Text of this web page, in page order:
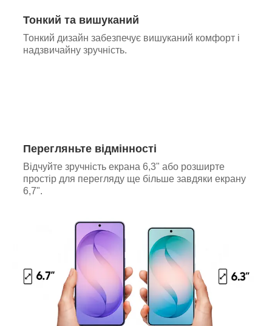
Тонкий та вишуканий
Тонкий дизайн забезпечує вишуканий комфорт і
надзвичайну зручність.
Перегляньте відмінності
Відчуйте зручність екрана 6,3" або розширте
простір для перегляду ще більше завдяки екрану
6,7".